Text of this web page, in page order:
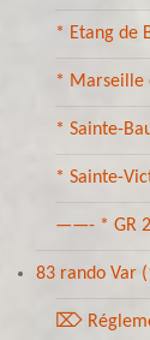
* Etang de
* Marseille
* Sainte-
* Sainte-
——- * GR
83 rando Var
⌦